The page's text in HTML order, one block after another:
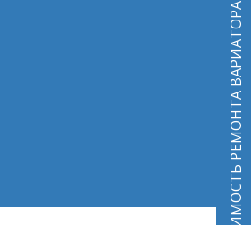
УЗНАТЬ СТОИМОСТЬ РЕМОНТА ВАРИАТОРА